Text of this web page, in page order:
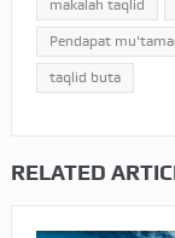
makalah taqlid
Pendapat
taqlid buta
RELATED